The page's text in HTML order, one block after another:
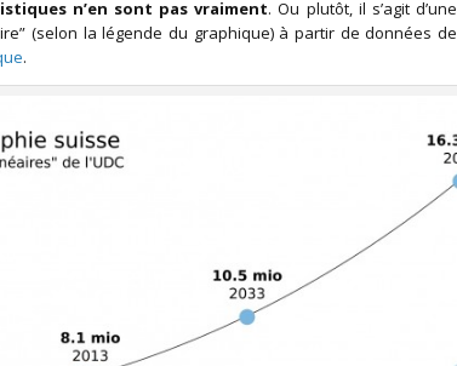
n’en sont pas vraiment. Ou plutôt, il s’agit d’une
(selon la légende du graphique) à partir de données de
.